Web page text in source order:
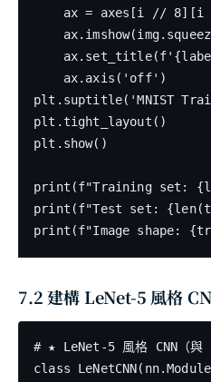
ax = axes[i // 8][i
    ax.axis('off')
plt.suptitle('MNIST
plt.tight_layout()
plt.show()
print(f"Training set:
print(f"Test set:
7.2 建構 LeNet-5 風格
# ★ LeNet-5 風格 CNN（
class